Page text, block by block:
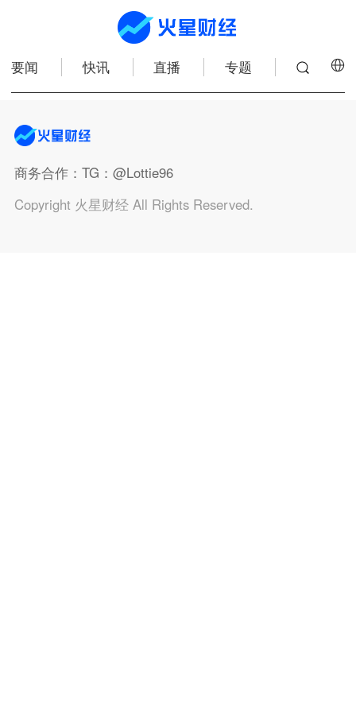
要闻 快讯 直播 专题
商务合作：TG：@Lottie96
Copyright 火星财经 All Rights Reserved.